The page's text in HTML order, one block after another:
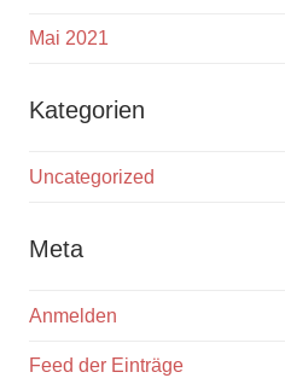
Mai 2021
Kategorien
Uncategorized
Meta
Anmelden
Feed der Einträge